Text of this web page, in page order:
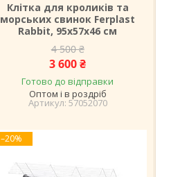
Клітка для кроликів та
морських свинок Ferplast
Rabbit, 95х57х46 см
4 500 ₴
3 600 ₴
Готово до відправки
Оптом і в роздріб
57052070
–20%